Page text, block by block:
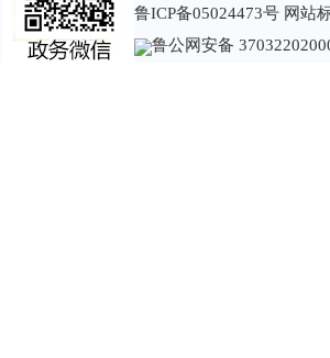
鲁ICP备05024473号 网站
鲁公网安备